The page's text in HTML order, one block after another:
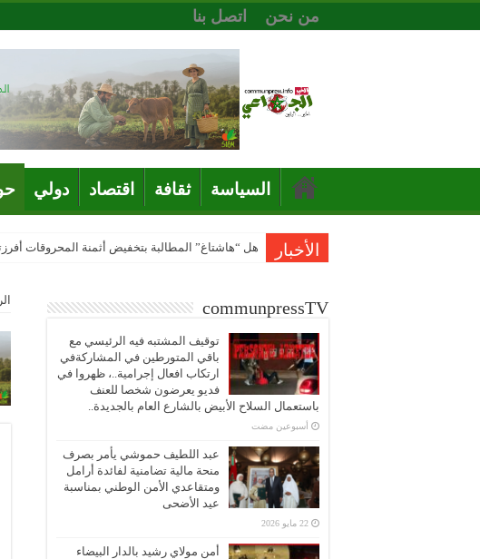
من نحن اتصل بنا
السياسة ثقافة اقتصاد دولي
الأخبار هل “هاشتاغ” المطالبة بتخفيض أثمنة المحروقات
communpressTV
توقيف المشتبه فيه الرئيسي مع
باقي المتورطين في المشاركةفي
ارتكاب افعال إجرامية..، ظهروا في
فديو يعرضون شخصا للعنف
باستعمال السلاح الأبيض بالشارع العام بالجديدة..
‏أسبوعين مضت
عبد اللطيف حموشي يأمر بصرف
منحة مالية تضامنية لفائدة أرامل
ومتقاعدي الأمن الوطني بمناسبة
عيد الأضحى
22 مايو 2026
أمن مولاي رشيد بالدار البيضاء